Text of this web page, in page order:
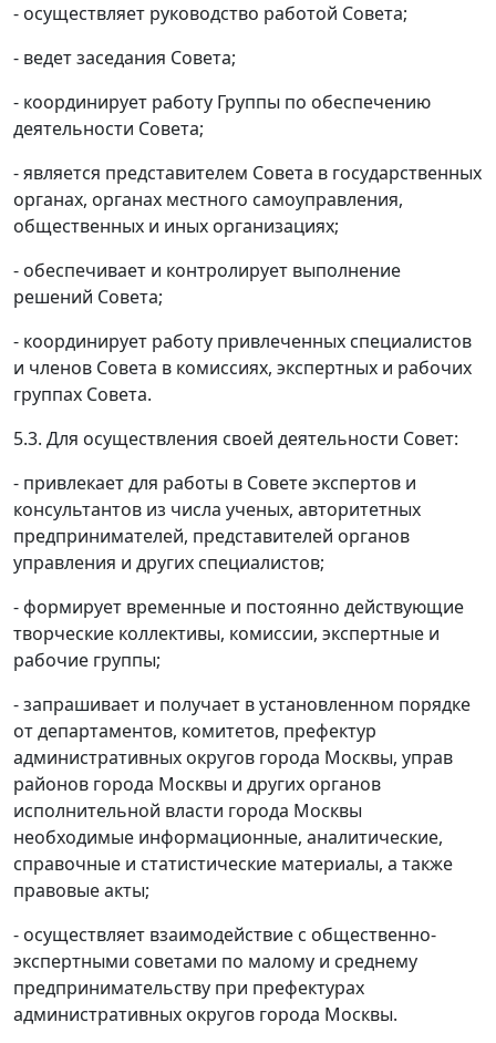
- осуществляет руководство работой Совета;
- ведет заседания Совета;
- координирует работу Группы по обеспечению
деятельности Совета;
- является представителем Совета в государственных
органах, органах местного самоуправления,
общественных и иных организациях;
- обеспечивает и контролирует выполнение
решений Совета;
- координирует работу привлеченных специалистов
и членов Совета в комиссиях, экспертных и рабочих
группах Совета.
5.3. Для осуществления своей деятельности Совет:
- привлекает для работы в Совете экспертов и
консультантов из числа ученых, авторитетных
предпринимателей, представителей органов
управления и других специалистов;
- формирует временные и постоянно действующие
творческие коллективы, комиссии, экспертные и
рабочие группы;
- запрашивает и получает в установленном порядке
от департаментов, комитетов, префектур
административных округов города Москвы, управ
районов города Москвы и других органов
исполнительной власти города Москвы
необходимые информационные, аналитические,
справочные и статистические материалы, а также
правовые акты;
- осуществляет взаимодействие с общественно-
экспертными советами по малому и среднему
предпринимательству при префектурах
административных округов города Москвы.